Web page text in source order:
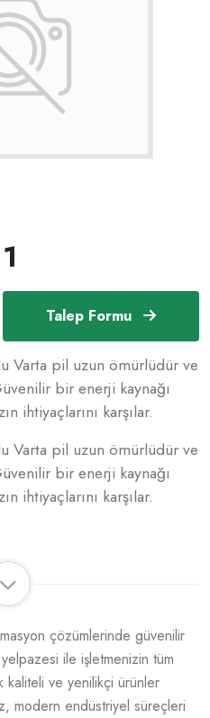
Talep Formu
Varta pil uzun ömürlüdür ve
bir enerji kaynağı
ihtiyaçlarını karşılar.
Varta pil uzun ömürlüdür ve
bir enerji kaynağı
ihtiyaçlarını karşılar.
çözümlerinde güvenilir
ile işletmenizin tüm
kaliteli ve yenilikçi ürünler
modern endüstriyel süreçleri